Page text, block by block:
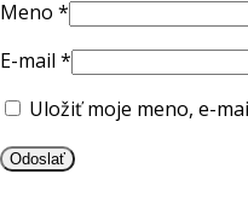
Meno *
E-mail *
Uložiť moje meno, e-